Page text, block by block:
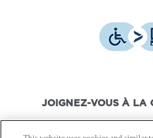
JOIGNEZ-VOUS À LA